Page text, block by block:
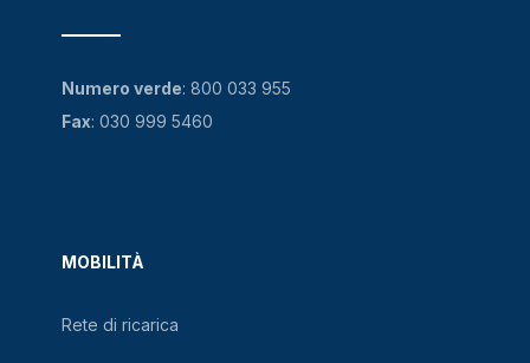
MOBILITÀ
Rete di ricarica
Numero verde: 800 033 955
Fax: 030 999 5460